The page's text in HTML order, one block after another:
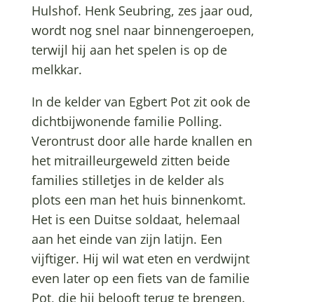
Hulshof. Henk Seubring, zes jaar oud,
wordt nog snel naar binnengeroepen,
terwijl hij aan het spelen is op de
melkkar.
In de kelder van Egbert Pot zit ook de
dichtbijwonende familie Polling.
Verontrust door alle harde knallen en
het mitrailleurgeweld zitten beide
families stilletjes in de kelder als
plots een man het huis binnenkomt.
Het is een Duitse soldaat, helemaal
aan het einde van zijn latijn. Een
vijftiger. Hij wil wat eten en verdwijnt
even later op een fiets van de familie
Pot, die hij belooft terug te brengen.